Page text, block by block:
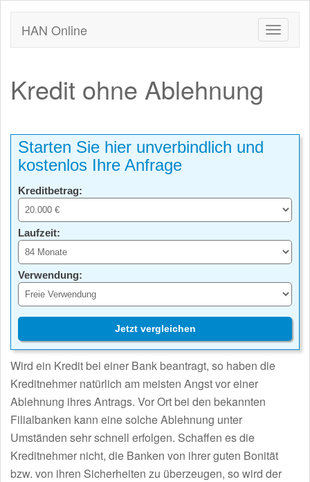
HAN Online
Kredit ohne Ablehnung
Starten Sie hier unverbindlich und
kostenlos Ihre Anfrage
Kreditbetrag:
Laufzeit:
Verwendung:
Jetzt vergleichen
Wird ein Kredit bei einer Bank beantragt, so haben die
Kreditnehmer natürlich am meisten Angst vor einer
Ablehnung ihres Antrags. Vor Ort bei den bekannten
Filialbanken kann eine solche Ablehnung unter
Umständen sehr schnell erfolgen. Schaffen es die
Kreditnehmer nicht, die Banken von ihrer guten Bonität
bzw. von ihren Sicherheiten zu überzeugen, so wird der